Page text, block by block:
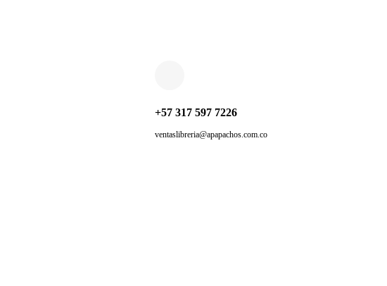
+57 317 597 7226
ventaslibreria@apapachos.com.co